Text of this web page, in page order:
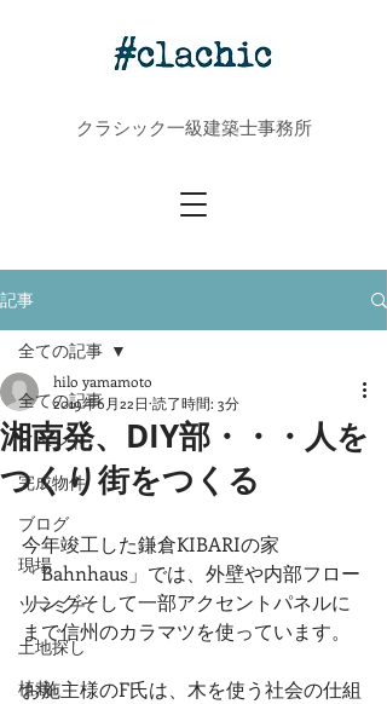
クラシック一級建築士事務所
記事
全ての記事
イベント
完成物件
ブログ
現場
ソマミチ
土地探し
植栽
全ての記事
湘南発、DIY部・・・人を
つくり街をつくる
hilo yamamoto
2019年6月22日 読了時間: 3分
今年竣工した鎌倉KIBARIの家
「Bahnhaus」では、外壁や内部フロー
リングそして一部アクセントパネルに
まで信州のカラマツを使っています。
お施主様のF氏は、木を使う社会の仕組